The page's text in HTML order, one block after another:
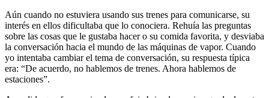
Aún cuando no estuviera usando sus trenes para comunicarse, su
interés en ellos dificultaba que lo conociera. Rehuía las preguntas
sobre las cosas que le gustaba hacer o su comida favorita, y desviaba
la conversación hacia el mundo de las máquinas de vapor. Cuando
yo intentaba cambiar el tema de conversación, su respuesta típica
era: “De acuerdo, no hablemos de trenes. Ahora hablemos de
estaciones”.